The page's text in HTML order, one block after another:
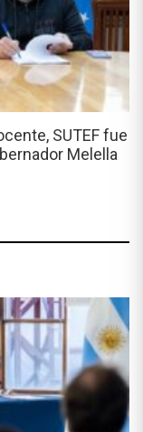
SUTEF fue
Melella